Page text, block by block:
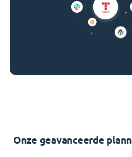
Onze geavanceerde